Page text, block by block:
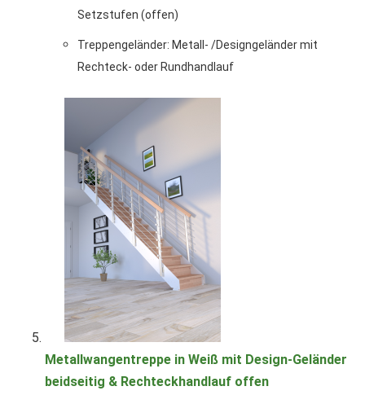
Setzstufen (offen)
Treppengeländer: Metall- /Designgeländer mit
Rechteck- oder Rundhandlauf
Metallwangentreppe in Weiß mit Design-Geländer
beidseitig & Rechteckhandlauf offen